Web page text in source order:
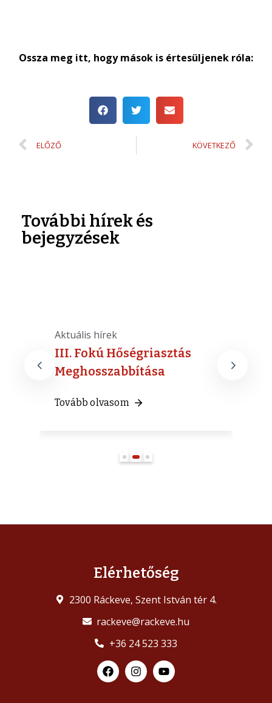
Ossza meg itt, hogy mások is értesüljenek róla:
ELŐZŐ KÖVETKEZŐ
További hírek és
bejegyzések
Aktuális hírek
III. Fokú Hőségriasztás
Meghosszabbítása
Tovább olvasom
Elérhetőség
2300 Ráckeve, Szent István tér 4.
rackeve@rackeve.hu
+36 24 523 333